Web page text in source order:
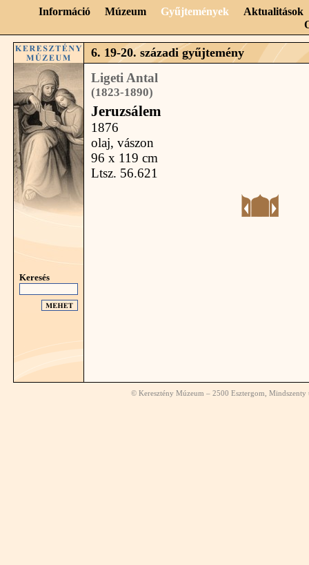
Információ Múzeum Gyűjtemények
Aktualitások
Keresés
6. 19-20. századi gyűjtemény
Ligeti Antal
(1823-1890)
Jeruzsálem
1876
olaj, vászon
96 x 119 cm
Ltsz. 56.621
© Keresztény Múzeum – 2500 Esztergom,